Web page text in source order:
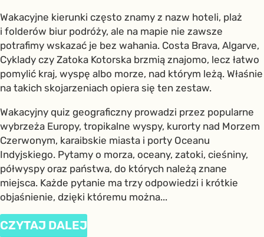
Wakacyjne kierunki często znamy z nazw hoteli, plaż
i folderów biur podróży, ale na mapie nie zawsze
potrafimy wskazać je bez wahania. Costa Brava, Algarve,
Cyklady czy Zatoka Kotorska brzmią znajomo, lecz łatwo
pomylić kraj, wyspę albo morze, nad którym leżą. Właśnie
na takich skojarzeniach opiera się ten zestaw.
Wakacyjny quiz geograficzny prowadzi przez popularne
wybrzeża Europy, tropikalne wyspy, kurorty nad Morzem
Czerwonym, karaibskie miasta i porty Oceanu
Indyjskiego. Pytamy o morza, oceany, zatoki, cieśniny,
półwyspy oraz państwa, do których należą znane
miejsca. Każde pytanie ma trzy odpowiedzi i krótkie
objaśnienie, dzięki któremu można...
CZYTAJ DALEJ